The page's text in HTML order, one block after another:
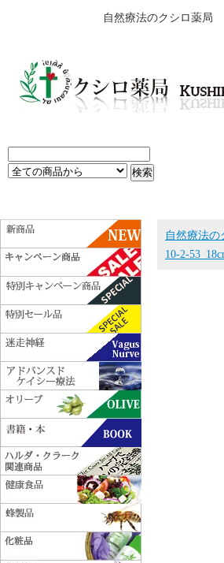
自然療法のクシロ薬局
自然療法の
10-2-